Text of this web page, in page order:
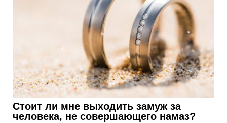
Стоит ли мне выходить замуж за
человека, не совершающего намаз?